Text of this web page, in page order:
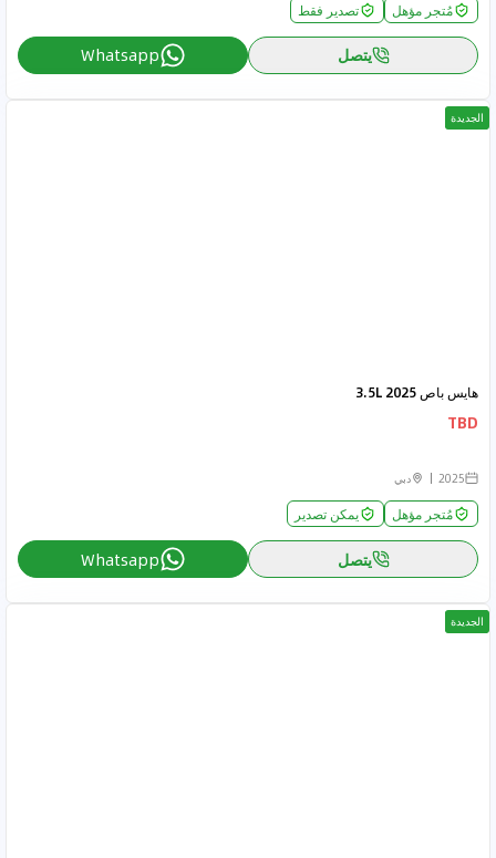
مُتجر مؤهل تصدير فقط
يتصل Whatsapp
الجديدة
هايس باص 2025 3.5L
TBD
2025 دبي
مُتجر مؤهل يمكن تصدير
يتصل Whatsapp
الجديدة